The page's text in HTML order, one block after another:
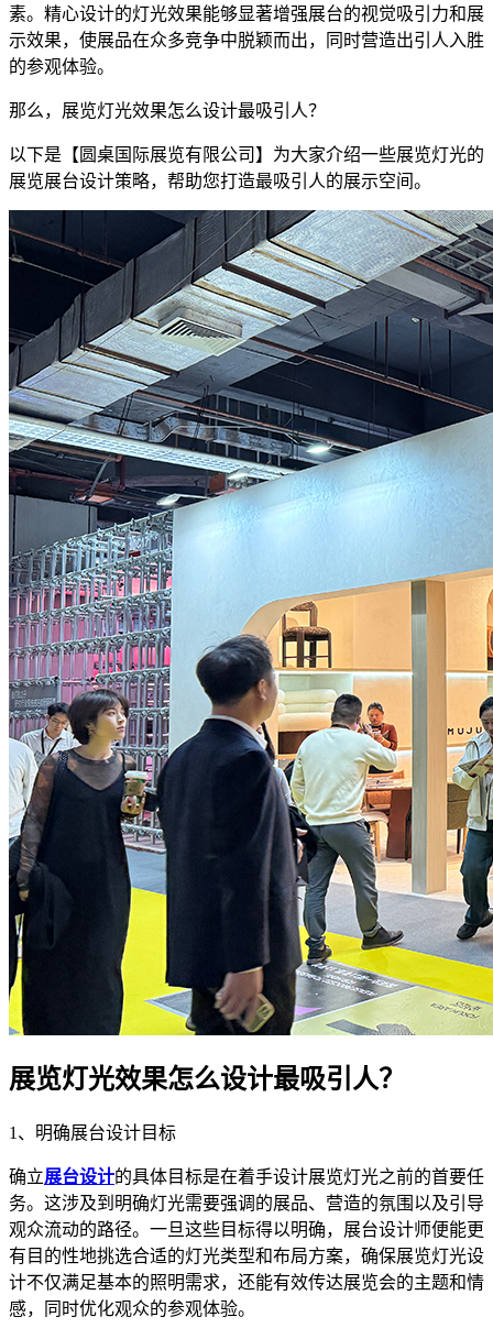
素。精心设计的灯光效果能够显著增强展台的视觉吸引力和展
示效果，使展品在众多竞争中脱颖而出，同时营造出引人入胜
的参观体验。
那么，展览灯光效果怎么设计最吸引人？
以下是【圆桌国际展览有限公司】为大家介绍一些展览灯光的
展览展台设计策略，帮助您打造最吸引人的展示空间。
展览灯光效果怎么设计最吸引人？
1、明确展台设计目标
确立展台设计的具体目标是在着手设计展览灯光之前的首要任
务。这涉及到明确灯光需要强调的展品、营造的氛围以及引导
观众流动的路径。一旦这些目标得以明确，展台设计师便能更
有目的性地挑选合适的灯光类型和布局方案，确保展览灯光设
计不仅满足基本的照明需求，还能有效传达展览会的主题和情
感，同时优化观众的参观体验。